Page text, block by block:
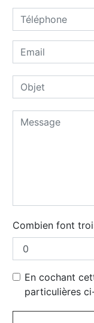
Combien font
En cochant
particulières